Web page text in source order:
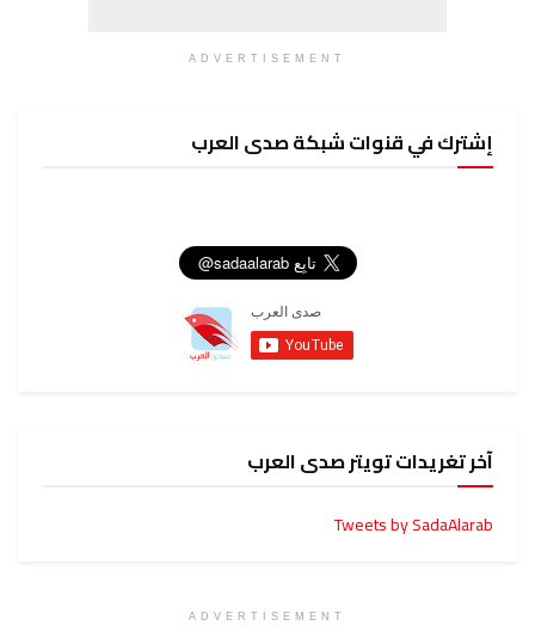
ADVERTISEMENT
إشترك في قنوات شبكة صدى العرب
آخر تغريدات تويتر صدى العرب
Tweets by SadaAlarab
ADVERTISEMENT